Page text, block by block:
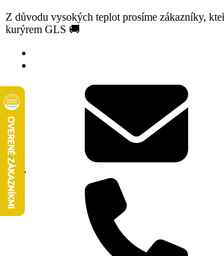
Z důvodu vysokých teplot prosíme zákazníky,
kurýrem GLS 🚚